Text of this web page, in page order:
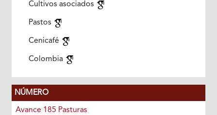
Cultivos asociados
Pastos
Cenicafé
Colombia
NÚMERO
Avance 185 Pasturas